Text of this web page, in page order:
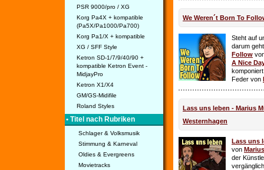
PSR 9000/pro / XG
Korg Pa4X + kompatible
(Pa5X/Pa1000/Pa700)
Korg Pa1/X + kompatible
XG / SFF Style
Ketron SD-1/7/9/40/90 +
kompatible Ketron Event -
MidjayPro
Ketron X1/X4
GM/GS-Midifile
Roland Styles
• Titel nach Rubriken
Schlager & Volksmusik
Stimmung & Karneval
Oldies & Evergreens
Movietracks
We Weren´t Born To
Steht auf
darum
Follow
A Nice
Feder von
Lass uns leben - Marius
Westernhagen
Lass uns
von
der